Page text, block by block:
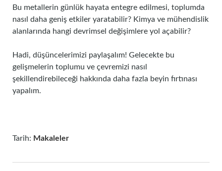
Bu metallerin günlük hayata entegre edilmesi, toplumda
nasıl daha geniş etkiler yaratabilir? Kimya ve mühendislik
alanlarında hangi devrimsel değişimlere yol açabilir?
Hadi, düşüncelerimizi paylaşalım! Gelecekte bu
gelişmelerin toplumu ve çevremizi nasıl
şekillendirebileceği hakkında daha fazla beyin fırtınası
yapalım.
Tarih: Makaleler